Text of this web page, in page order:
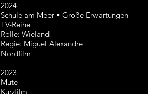
2024
Schule am Meer • Große Erwartungen
TV-Reihe
Rolle: Wieland
Regie: Miguel Alexandre
Nordfilm
2023
Mute
Kurzfilm